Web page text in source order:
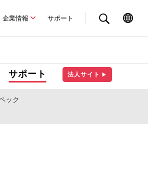
企業情報 サポート
サポート 法人サイト ▶
ック